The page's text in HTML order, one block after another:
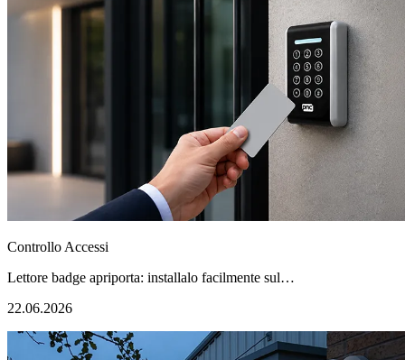
Controllo Accessi
Lettore badge apriporta: installalo facilmente sul…
22.06.2026